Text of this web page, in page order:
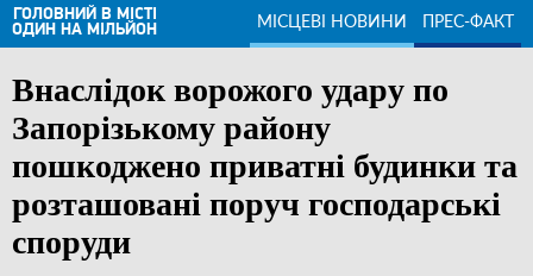
ГОЛОВНИЙ В МІСТІ
ОДИН НА МІЛЬЙОН МІСЦЕВІ НОВИНИ ПРЕС-ФАКТ
Внаслідок ворожого удару по
Запорізькому району
пошкоджено приватні будинки та
розташовані поруч господарські
споруди